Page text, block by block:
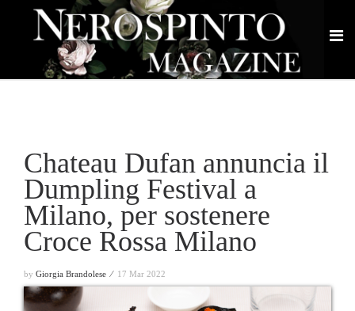
Chateau Dufan annuncia il
Dumpling Festival a
Milano, per sostenere
Croce Rossa Milano
by Giorgia Brandolese ⁄ 17 Mar 2022